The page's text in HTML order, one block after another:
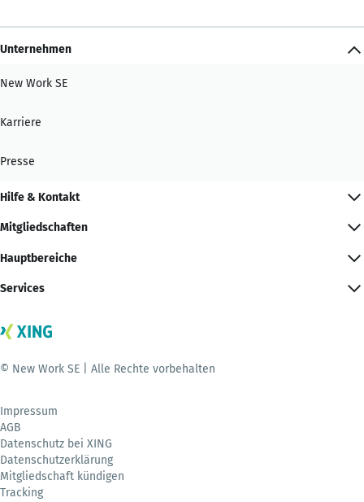
Unternehmen
New Work SE
Karriere
Presse
Hilfe & Kontakt
Mitgliedschaften
Hauptbereiche
Services
© New Work SE | Alle Rechte vorbehalten
Impressum
AGB
Datenschutz bei XING
Datenschutzerklärung
Mitgliedschaft kündigen
Tracking